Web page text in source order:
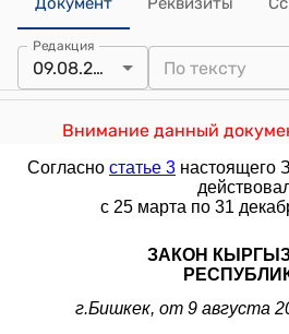
Редакция
09.08.2005
Внимание данный